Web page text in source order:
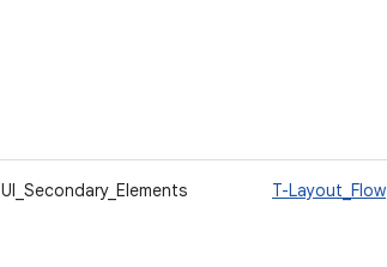
UI_Secondary_Elements T-Layout_Flow